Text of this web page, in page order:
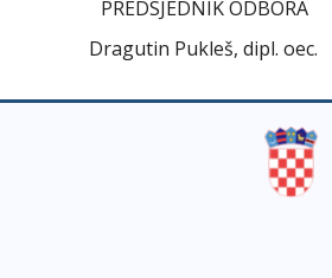
PREDSJEDNIK ODBORA
Dragutin Pukleš, dipl. oec.